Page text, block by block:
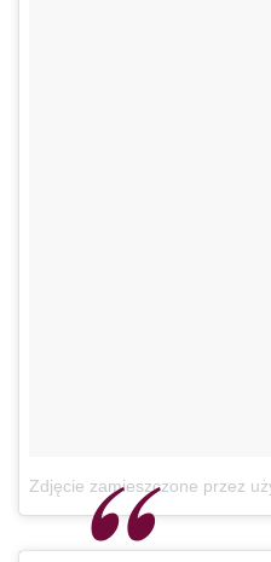
Zdjęcie zamieszczone przez